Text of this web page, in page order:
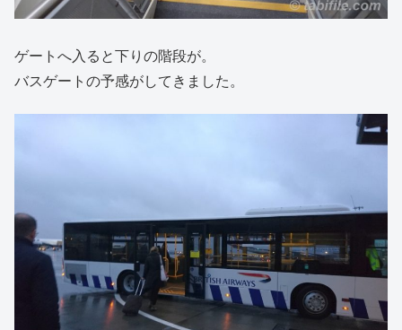
ゲートへ入ると下りの階段が。
バスゲートの予感がしてきました。